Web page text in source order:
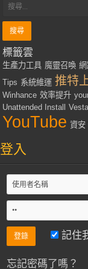
標籤雲
生產力工具 魔靈召喚
Tips 系統維運 推特
Winhance 效率提升
Unattended Install
YouTube 資安
登入
記住
忘記密碼了嗎？